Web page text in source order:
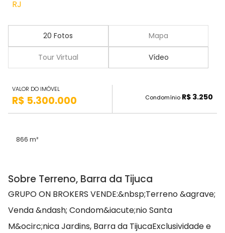
RJ
20 Fotos Mapa
Tour Virtual Vídeo
VALOR DO IMÓVEL
R$ 5.300.000 Condomínio R$ 3.250
866 m²
Sobre Terreno, Barra da Tijuca
GRUPO ON BROKERS VENDE:&nbsp;Terreno &agrave;
Venda &ndash; Condom&iacute;nio Santa
M&ocirc;nica Jardins, Barra da TijucaExclusividade e